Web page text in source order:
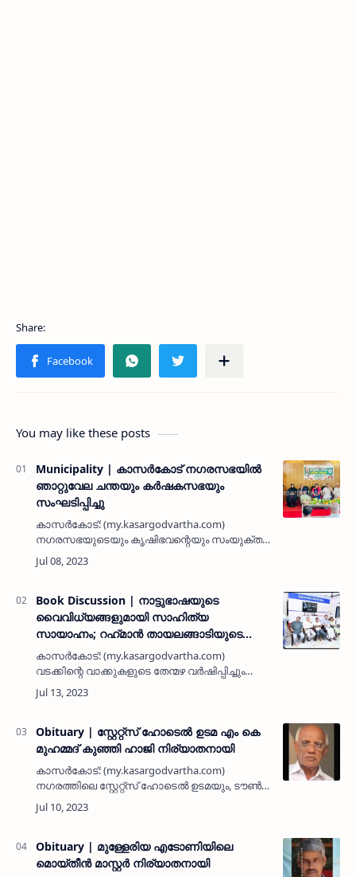
You may like these posts
Municipality | കാസര്‍കോട് നഗരസഭയില്‍
ഞാറ്റുവേല ചന്തയും കര്‍ഷകസഭയും
സംഘടിപ്പിച്ചു
കാസര്‍കോട്: (my.kasargodvartha.com)
നഗരസഭയുടെയും കൃഷിഭവന്റെയും സംയുക്ത
ആഭിമുഖ്യത്തില്‍ ഞാറ്റുവേല ചന്തയും
കര്‍ഷകസഭയും സംഘടിപ്പിച്ചു. നഗരസഭാ വനിത
Book Discussion | നാട്ടുഭാഷയുടെ
വൈവിധ്യങ്ങളുമായി സാഹിത്യ
സായാഹ്നം; റഹ്‌മാൻ തായലങ്ങാടിയുടെ
'വാക്കുകളുടെ വടക്കൻ വഴികൾ' പുസ്തകത്തെ
ആസ്പദമാക്കിയുള്ള ചർച ശ്രദ്ധേയമായി
കാസർകോട്: (my.kasargodvartha.com)
വടക്കിന്റെ വാക്കുകളുടെ തേന്മഴ വർഷിപ്പിച്ചും
കാസർകോടിന്റെ വൈവിധ്യങ്ങൾ അനാവരണം
ചെയ്തും സാഹിത്യ സായാഹ്നം ശ്രദ്ധേയമായി.
Obituary | സ്റ്റേറ്റ്സ് ഹോടെൽ ഉടമ എം കെ
മുഹമ്മദ് കുഞ്ഞി ഹാജി നിര്യാതനായി
കാസർകോട്: (my.kasargodvartha.com)
നഗരത്തിലെ സ്റ്റേറ്റ്സ് ഹോടെൽ ഉടമയും, ടൗൺ
മുബാറക് മസ്ജിദ് കമിറ്റി പ്രസിഡണ്ടുമായ
ഫോർട് റോഡ് എം കെ മഹലിലെ എം കെ
Obituary | മുള്ളേരിയ എടോണിയിലെ
മൊയ്തീന്‍ മാസ്റ്റര്‍ നിര്യാതനായി